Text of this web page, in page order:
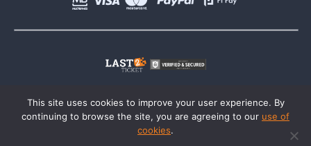
This site uses cookies to improve your user experience. By
continuing to browse the site, you are agreeing to our use of
cookies.